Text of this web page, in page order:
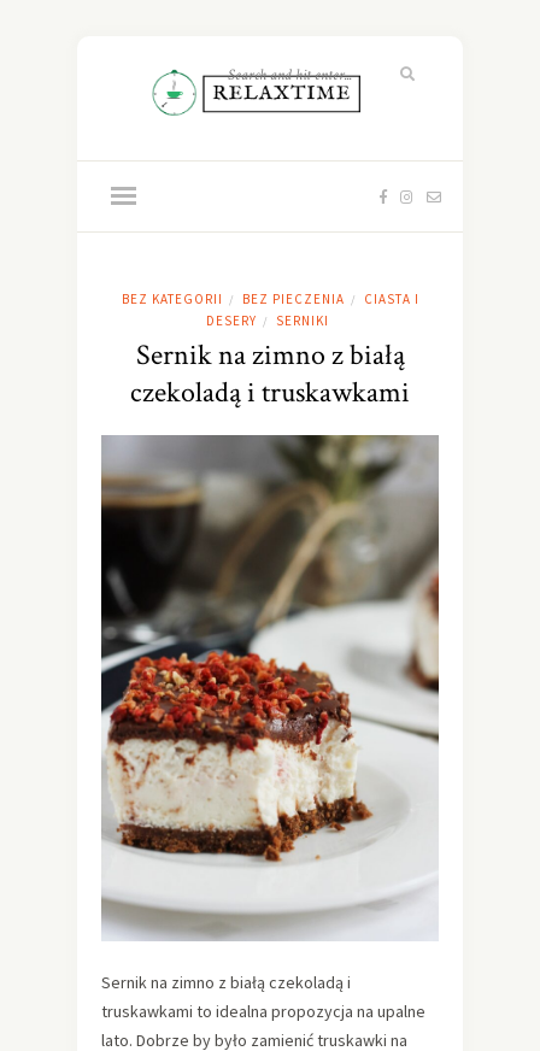
BEZ KATEGORII / BEZ PIECZENIA /
CIASTA I
DESERY / SERNIKI
Sernik na zimno z białą
czekoladą i truskawkami
Sernik na zimno z białą czekoladą i
truskawkami to idealna propozycja na upalne
lato. Dobrze by było zamienić truskawki na